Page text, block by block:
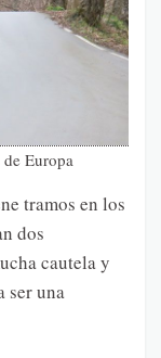
Europa
tramos en los
dos
cautela y
ser una